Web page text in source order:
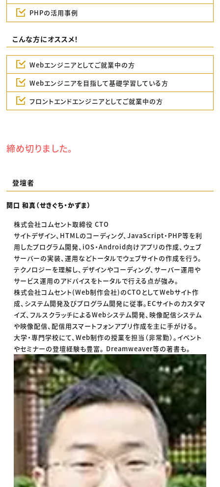
PHPの活用事例
こんな方にオススメ！
Webエンジニアとしてご就業中の方
Webエンジニアを目指して基礎学習している方
フロントエンドエンジニアとしてご就業中の方
締め切りました。
登壇者
関口 和真（せきぐち・かずま）
株式会社コムセント取締役 CTO
サイトデザイン、HTMLのコーディング、JavaScript・PHP等を利
用したプログラム開発、iOS・Android向けアプリの作成、ウェブ
サーバーの実装、運用などトータルでウェブサイトの作成を行う。
テクノロジーを理解し、デザインやコーディング、サーバー運用や
サービス運用のアドバイスをトータルで行える点が強み。
株式会社コムセント(Web制作会社)のCTOとしてWebサイト作
成、システム開発及びプログラム開発に従事。ECサイトのカスタマ
イズ、フルスクラッチによるWebシステム開発、映像配信システム
や映像配信、配信用スマートフォンアプリ作成を主に手がける。
大学・専門学校にて、Web制作の授業を担当（非常勤）。イベント
やセミナーの登壇経験も豊富。 Dreamweaver等の著書も。